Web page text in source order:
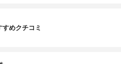
すめクチコミ